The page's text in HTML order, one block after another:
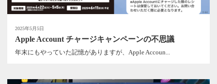
2025年5月5日
Apple Account チャージキャンペーンの不思議
年末にもやっていた記憶がありますが、Apple Accoun...